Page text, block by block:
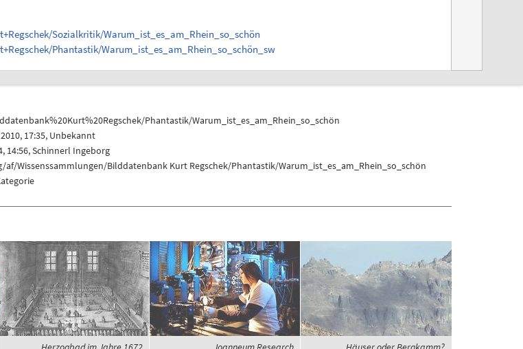
Sozialkritik/Warum_ist_es_am_Rhein_so_schön
Phantastik/Warum_ist_es_am_Rhein_so_schön_sw
Phantastik/Warum_ist_es_am_Rhein_so_schön
17:35, Unbekannt
14:56,Schinnerl Ingeborg
Wissenssammlungen/Bilddatenbank Kurt Regschek/Phantastik/Warum_ist_es_am_Rhein_so_schön